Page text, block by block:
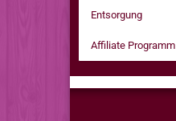
Entsorgung
Affiliate Programm